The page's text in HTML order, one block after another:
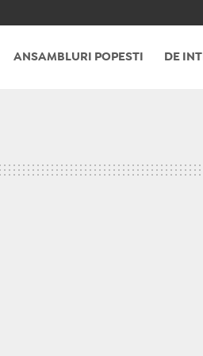
ANSAMBLURI POPESTI DE